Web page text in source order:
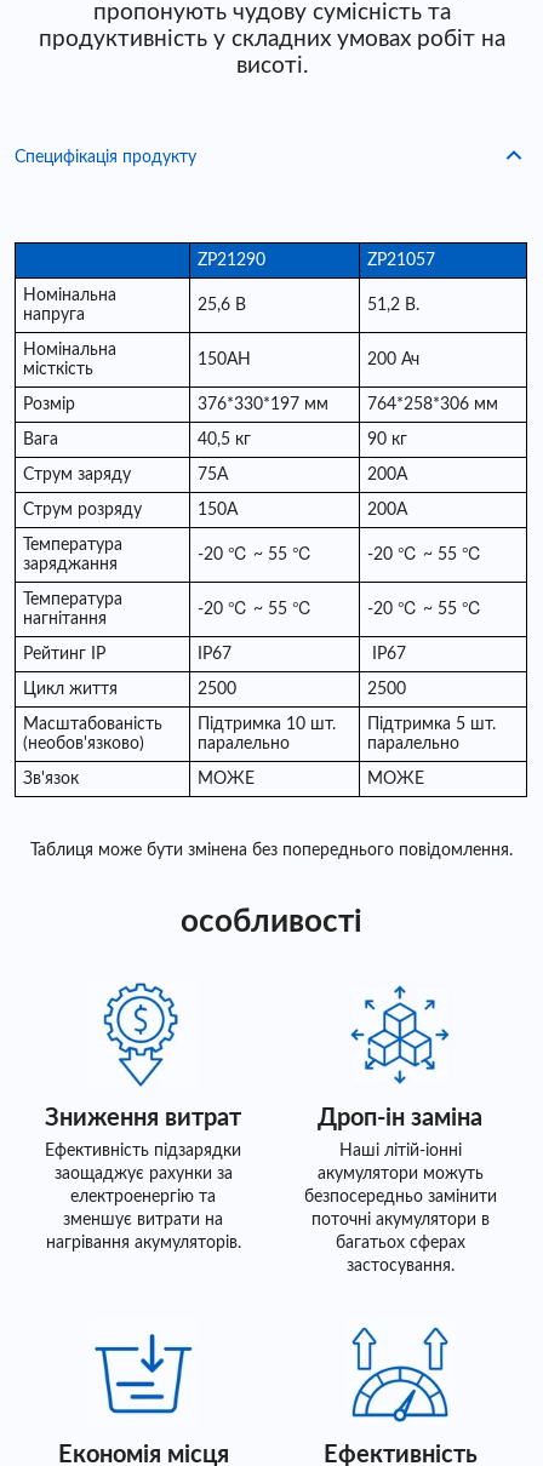
пропонують чудову сумісність та
продуктивність у складних умовах робіт на
висоті.
Специфікація продукту
ZP21290 ZP21057
Номінальна
напруга
25,6 В 51,2 В.
Номінальна
місткість
150AH 200 Ач
Розмір 376*330*197 мм 764*258*306 мм
Вага 40,5 кг 90 кг
Струм заряду 75A 200A
Струм розряду 150A 200A
Температура
заряджання
-20 ℃ ~ 55 ℃ -20 ℃ ~ 55 ℃
Температура
нагнітання
-20 ℃ ~ 55 ℃ -20 ℃ ~ 55 ℃
Рейтинг IP IP67 IP67
Цикл життя 2500 2500
Масштабованість
(необов'язково)
Підтримка 10 шт.
паралельно
Підтримка 5 шт.
паралельно
Зв'язок МОЖЕ МОЖЕ
Таблиця може бути змінена без попереднього повідомлення.
особливості
Зниження витрат
Ефективність підзарядки
заощаджує рахунки за
електроенергію та
зменшує витрати на
нагрівання акумуляторів.
Дроп-ін заміна
Наші літій-іонні
акумулятори можуть
безпосередньо замінити
поточні акумулятори в
багатьох сферах
застосування.
Економія місця Ефективність